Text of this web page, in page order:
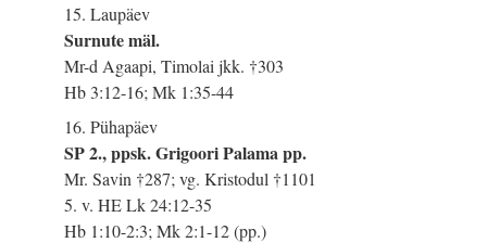
15. Laupäev
Surnute mäl.
Mr-d Agaapi, Timolai jkk. †303
Hb 3:12-16; Mk 1:35-44
16. Pühapäev
SP 2., ppsk. Grigoori Palama pp.
Mr. Savin †287; vg. Kristodul †1101
5. v. HE Lk 24:12-35
Hb 1:10-2:3; Mk 2:1-12 (pp.)